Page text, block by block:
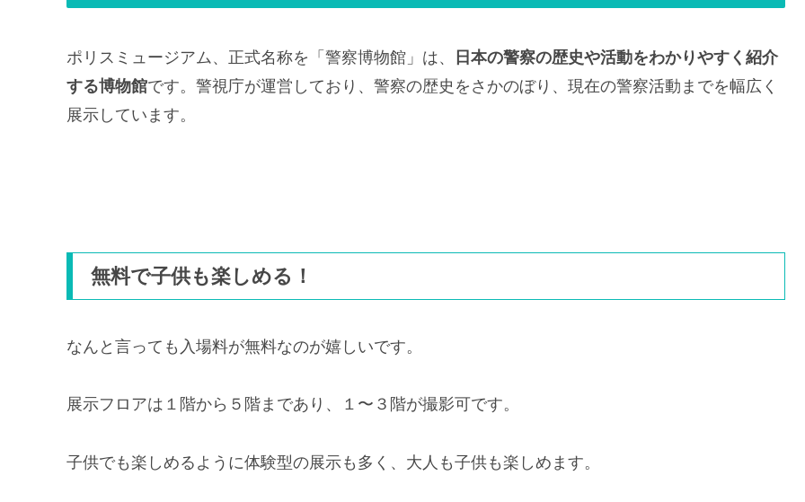
ポリスミュージアム、正式名称を「警察博物館」は、
日本の警察の歴史や活動をわかりやすく紹介
する博物館です。警視庁が運営しており、警察の歴史をさかのぼり、現在の警察活動までを幅広く
展示しています。
無料で子供も楽しめる！
なんと言っても入場料が無料なのが嬉しいです。
展示フロアは１階から５階まであり、１〜３階が撮影可です。
子供でも楽しめるように体験型の展示も多く、大人も子供も楽しめます。